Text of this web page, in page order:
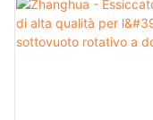
caffè. Ha un'ampia
a tutti i settori.